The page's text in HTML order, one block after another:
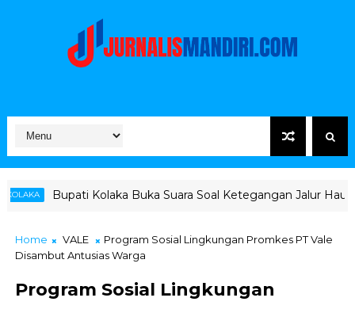
Kolaka Buka Suara Soal Ketegangan Jalur Hauling Pomalaa
Home VALE
Program Sosial Lingkungan Promkes PT Vale
Disambut Antusias Warga
Program Sosial Lingkungan